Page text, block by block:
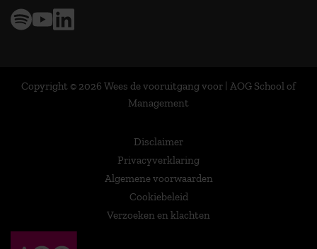
Copyright © 2026 Wees de vooruitgang voor | AOG School of
Management
Disclaimer
Privacyverklaring
Algemene voorwaarden
Cookiebeleid
Verzoeken en klachten